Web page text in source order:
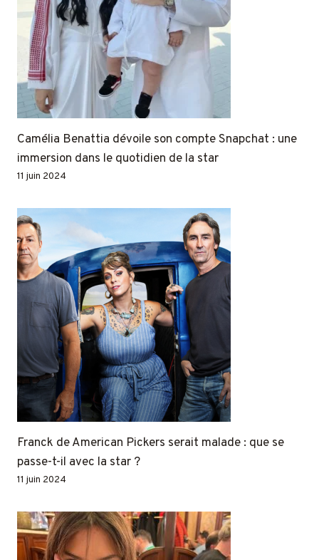
Camélia Benattia dévoile son compte Snapchat : une
immersion dans le quotidien de la star
11 juin 2024
Franck de American Pickers serait malade : que se
passe-t-il avec la star ?
11 juin 2024